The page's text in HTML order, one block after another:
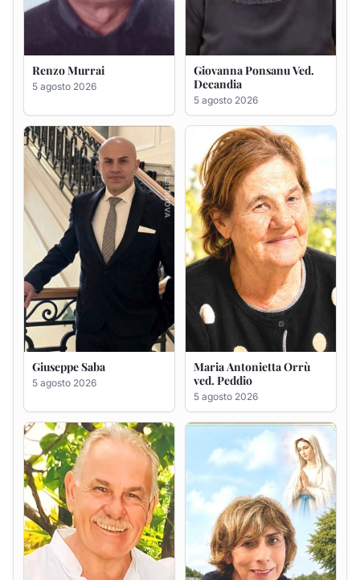
Giuseppe Saba
5 agosto 2026
Maria Antonietta Orrù
ved. Peddio
5 agosto 2026
Giuseppe Deiana
5 agosto 2026
Rosa Maria Usai ved.
D'Attellis
5 agosto 2026